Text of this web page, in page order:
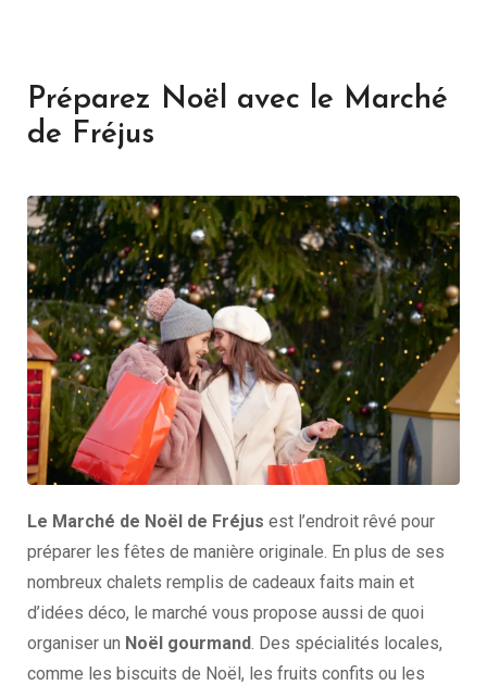
Préparez Noël avec le Marché
de Fréjus
Le Marché de Noël de Fréjus est l’endroit rêvé pour
préparer les fêtes de manière originale. En plus de ses
nombreux chalets remplis de cadeaux faits main et
d’idées déco, le marché vous propose aussi de quoi
organiser un Noël gourmand . Des spécialités locales,
comme les biscuits de Noël, les fruits confits ou les